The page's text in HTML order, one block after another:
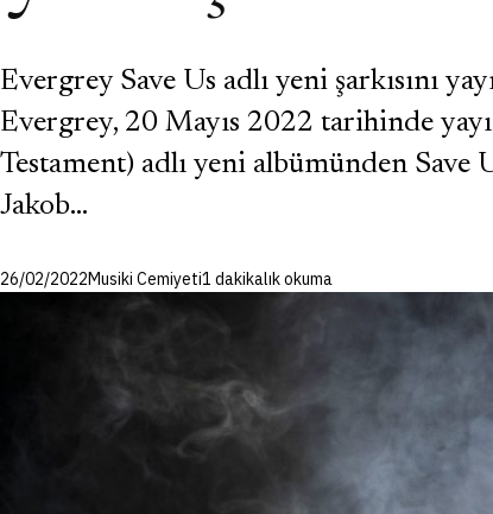
Evergrey Save Us adlı yeni şarkısını
Evergrey, 20 Mayıs 2022 tarihinde
Testament) adlı yeni albümünden Save
Jakob…
26/02/2022Musiki Cemiyeti1 dakikalık okuma